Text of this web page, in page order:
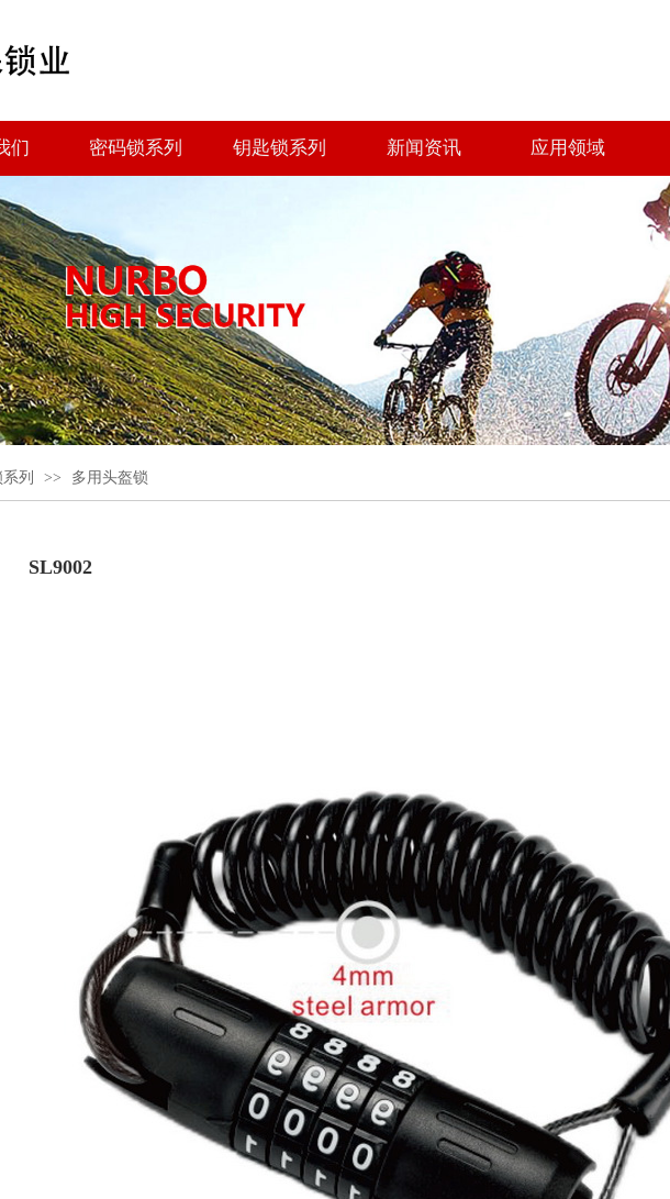
们 密码锁系列 钥匙锁系列 新闻资讯 应用领域
列 >> 多用头盔锁
SL9002